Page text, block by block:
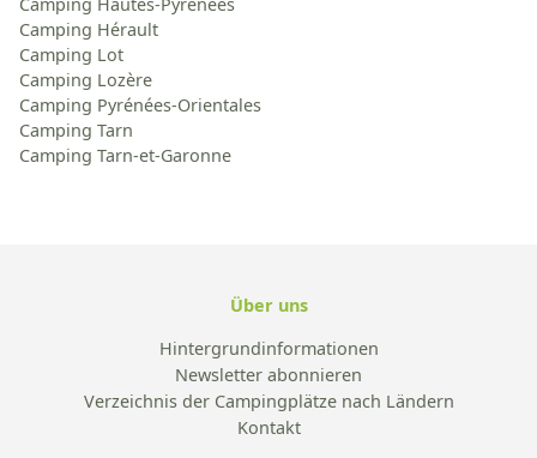
Camping Hérault
Camping Lot
Camping Lozère
Camping Pyrénées-Orientales
Camping Tarn
Camping Tarn-et-Garonne
Über uns
Hintergrundinformationen
Newsletter abonnieren
Verzeichnis der Campingplätze nach Ländern
Kontakt